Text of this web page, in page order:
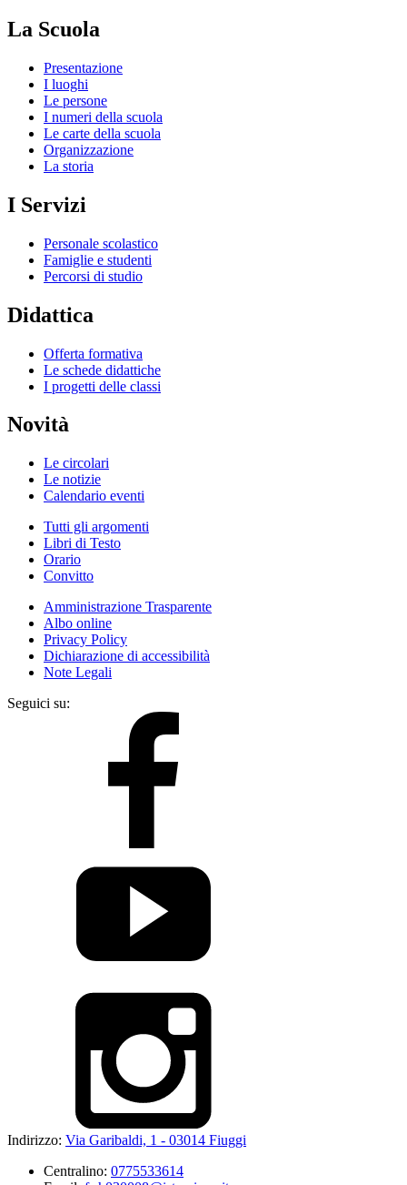
La Scuola
Presentazione
I luoghi
Le persone
I numeri della scuola
Le carte della scuola
Organizzazione
La storia
I Servizi
Personale scolastico
Famiglie e studenti
Percorsi di studio
Didattica
Offerta formativa
Le schede didattiche
I progetti delle classi
Novità
Le circolari
Le notizie
Calendario eventi
Tutti gli argomenti
Libri di Testo
Orario
Convitto
Amministrazione Trasparente
Albo online
Privacy Policy
Dichiarazione di accessibilità
Note Legali
Seguici su:
Indirizzo: Via Garibaldi, 1 - 03014 Fiuggi
Centralino: 0775533614